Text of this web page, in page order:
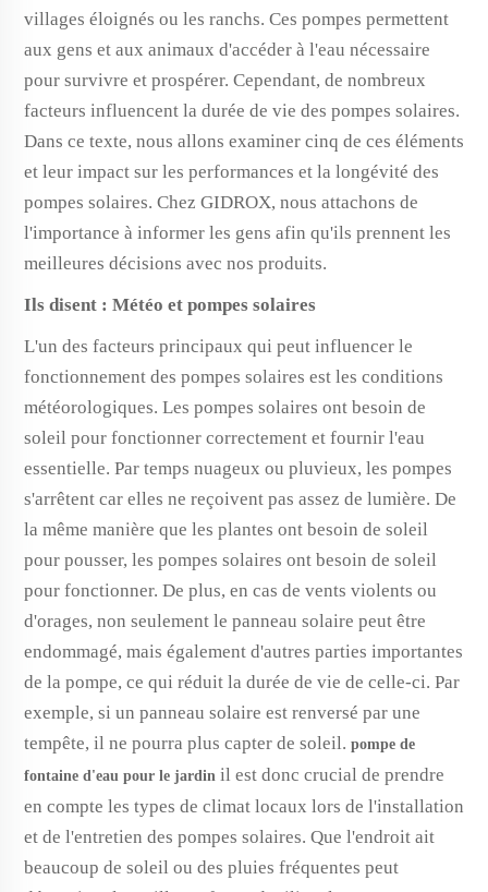
villages éloignés ou les ranchs. Ces pompes permettent
aux gens et aux animaux d'accéder à l'eau nécessaire
pour survivre et prospérer. Cependant, de nombreux
facteurs influencent la durée de vie des pompes solaires.
Dans ce texte, nous allons examiner cinq de ces éléments
et leur impact sur les performances et la longévité des
pompes solaires. Chez GIDROX, nous attachons de
l'importance à informer les gens afin qu'ils prennent les
meilleures décisions avec nos produits.
Ils disent : Météo et pompes solaires
L'un des facteurs principaux qui peut influencer le
fonctionnement des pompes solaires est les conditions
météorologiques. Les pompes solaires ont besoin de
soleil pour fonctionner correctement et fournir l'eau
essentielle. Par temps nuageux ou pluvieux, les pompes
s'arrêtent car elles ne reçoivent pas assez de lumière. De
la même manière que les plantes ont besoin de soleil
pour pousser, les pompes solaires ont besoin de soleil
pour fonctionner. De plus, en cas de vents violents ou
d'orages, non seulement le panneau solaire peut être
endommagé, mais également d'autres parties importantes
de la pompe, ce qui réduit la durée de vie de celle-ci. Par
exemple, si un panneau solaire est renversé par une
tempête, il ne pourra plus capter de soleil. pompe de
fontaine d'eau pour le jardin il est donc crucial de prendre
en compte les types de climat locaux lors de l'installation
et de l'entretien des pompes solaires. Que l'endroit ait
beaucoup de soleil ou des pluies fréquentes peut